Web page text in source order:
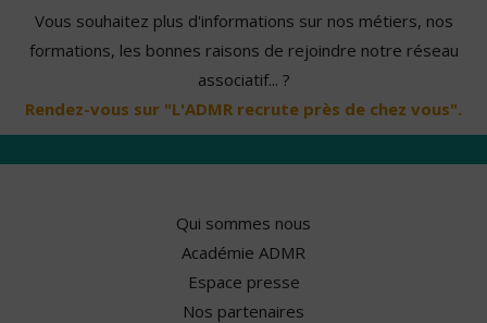
Vous souhaitez plus d'informations sur nos métiers, nos
formations, les bonnes raisons de rejoindre notre réseau
associatif... ?
Rendez-vous sur "L'ADMR recrute près de chez vous".
Qui sommes nous
Académie ADMR
Espace presse
Nos partenaires